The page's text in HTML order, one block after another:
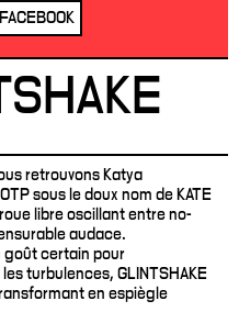
retrouvons Katya
sous le doux nom de KATE
libre oscillant entre no-
audace.
goût certain pour
turbulences, GLINTSHAKE
en espiègle